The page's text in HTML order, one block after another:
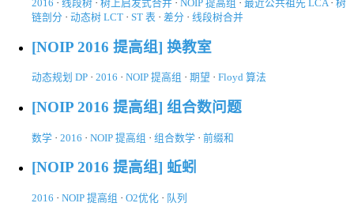
2016 · 线段树 · 树上启发式合并 · NOIP 提高组 · 最近公共祖先 LCA· 树
链剖分 · 动态树 LCT · ST 表 · 差分 · 线段树合并
[NOIP 2016 提高组] 换教室
动态规划 DP · 2016 · NOIP 提高组 · 期望 · Floyd 算法
[NOIP 2016 提高组] 组合数问题
数学 · 2016 · NOIP 提高组 · 组合数学 · 前缀和
[NOIP 2016 提高组] 蚯蚓
2016 · NOIP 提高组 · O2优化 · 队列